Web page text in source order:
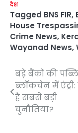
देश
Tagged BNS FIR,
House
Crime News,
Wayanad News,
Post
navigation
बड़े बैंकों की
ब्लॉकचेन में
हैं सबसे बड़ी
चुनौतियां?